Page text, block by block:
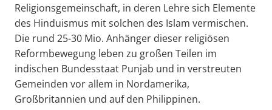
Religionsgemeinschaft, in deren Lehre sich Elemente
des Hinduismus mit solchen des Islam vermischen.
Die rund 25-30 Mio. Anhänger dieser religiösen
Reformbewegung leben zu großen Teilen im
indischen Bundesstaat Punjab und in verstreuten
Gemeinden vor allem in Nordamerika,
Großbritannien und auf den Philippinen.